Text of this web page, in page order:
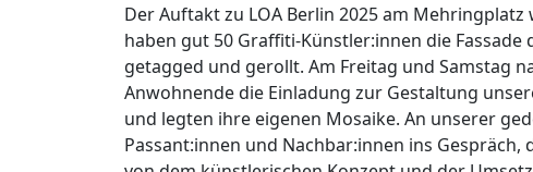
Der Auftakt zu LOA Berlin 2025 am Mehringplatz
haben gut 50 Graffiti-Künstler:innen die Fassade
getagged und gerollt. Am Freitag und Samstag
Anwohnende die Einladung zur Gestaltung
und legten ihre eigenen Mosaike. An unserer
Passant:innen und Nachbar:innen ins